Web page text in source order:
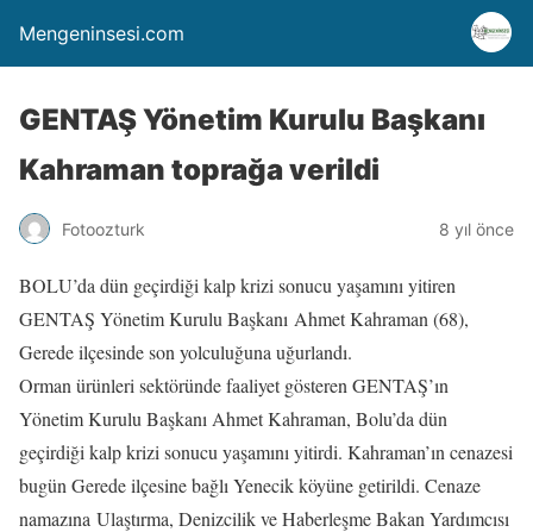
Mengeninsesi.com
GENTAŞ Yönetim Kurulu Başkanı
Kahraman toprağa verildi
Fotoozturk 8 yıl önce
BOLU’da dün geçirdiği kalp krizi sonucu yaşamını yitiren
GENTAŞ Yönetim Kurulu Başkanı Ahmet Kahraman (68),
Gerede ilçesinde son yolculuğuna uğurlandı.
Orman ürünleri sektöründe faaliyet gösteren GENTAŞ’ın
Yönetim Kurulu Başkanı Ahmet Kahraman, Bolu’da dün
geçirdiği kalp krizi sonucu yaşamını yitirdi. Kahraman’ın cenazesi
bugün Gerede ilçesine bağlı Yenecik köyüne getirildi. Cenaze
namazına Ulaştırma, Denizcilik ve Haberleşme Bakan Yardımcısı